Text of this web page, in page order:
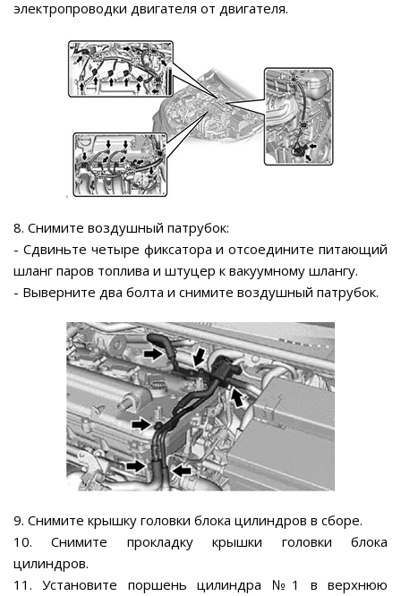
электропроводки двигателя от двигателя.
8. Снимите воздушный патрубок:
- Сдвиньте четыре фиксатора и отсоедините питающий
шланг паров топлива и штуцер к вакуумному шлангу.
- Выверните два болта и снимите воздушный патрубок.
9. Снимите крышку головки блока цилиндров в сборе.
10. Снимите прокладку крышки головки блока
цилиндров.
11. Установите поршень цилиндра №1 в верхнюю